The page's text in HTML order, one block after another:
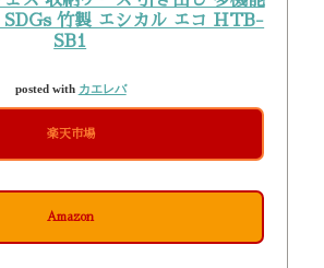
SDGs 竹製 エシカル エコ HTB-
SB1
posted with カエレバ
楽天市場
Amazon